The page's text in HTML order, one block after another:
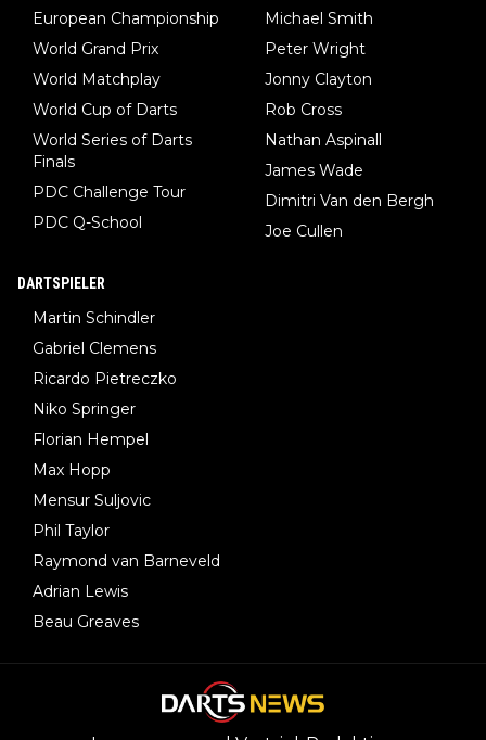
European Championship
World Grand Prix
World Matchplay
World Cup of Darts
World Series of Darts
Finals
PDC Challenge Tour
PDC Q-School
Michael Smith
Peter Wright
Jonny Clayton
Rob Cross
Nathan Aspinall
James Wade
Dimitri Van den Bergh
Joe Cullen
DARTSPIELER
Martin Schindler
Gabriel Clemens
Ricardo Pietreczko
Niko Springer
Florian Hempel
Max Hopp
Mensur Suljovic
Phil Taylor
Raymond van Barneveld
Adrian Lewis
Beau Greaves